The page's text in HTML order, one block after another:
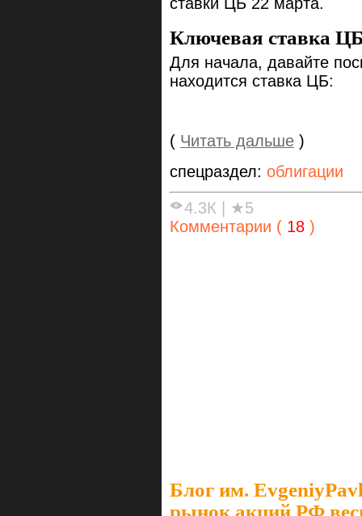
Ключевая ставка
Для начала, давайте
находится ставка ЦБ:
( Читать дальше )
спецраздел: облигации
4.3К
★5
Комментарии ( 18 )
Блог им.